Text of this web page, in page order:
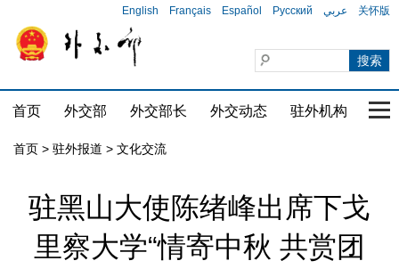
English Français Español Русский عربي 关怀版
首页 外交部 外交部长 外交动态 驻外机构 国
首页 > 驻外报道 > 文化交流
驻黑山大使陈绪峰出席下戈
里察大学“情寄中秋 共赏团